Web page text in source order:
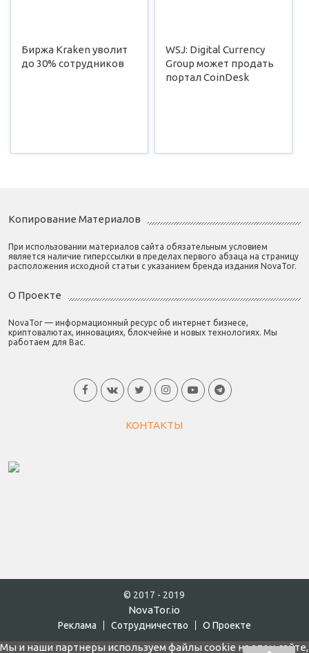
Биржа Kraken уволит
до 30% сотрудников
WSJ: Digital Currency
Group может продать
портал CoinDesk
Копирование Материалов
При использовании материалов сайта обязательным условием
является наличие гиперссылки в пределах первого абзаца на страницу
расположения исходной статьи с указанием бренда издания NovaTor.
О Проекте
NovaTor — информационный ресурс об интернет бизнесе,
криптовалютах, инновациях, блокчейне и новых технологиях. Мы
работаем для Вас.
КОНТАКТЫ
© 2017 - 2019
NovaTor.io
Реклама Cотрудничество О Проекте
Мы и наши партнеры используем файлы cookie на этом сайте,